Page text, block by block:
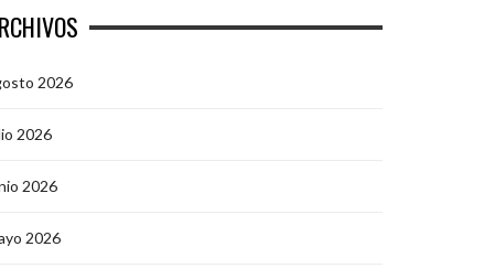
2026
2026
2026
2026